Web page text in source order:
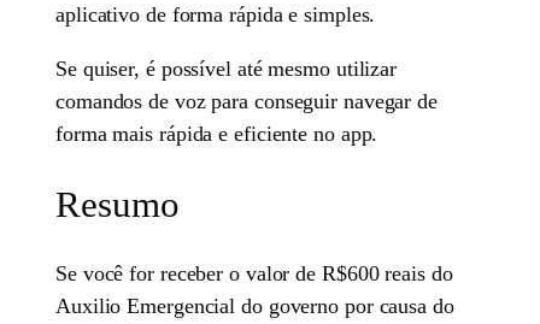
aplicativo de forma rápida e simples.
Se quiser, é possível até mesmo utilizar
comandos de voz para conseguir navegar de
forma mais rápida e eficiente no app.
Resumo
Se você for receber o valor de R$600 reais do
Auxilio Emergencial do governo por causa do